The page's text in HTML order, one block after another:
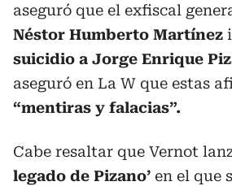
aseguró que el exfiscal
Néstor Humberto Martínez
suicidio a Jorge Enrique
aseguró en La W que estas
“mentiras y falacias”.
Cabe resaltar que Vernot
legado de Pizano’ en el que